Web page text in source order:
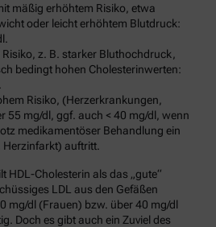
mäßig erhöhtem Risiko, etwa
oder leicht erhöhtem Blutdruck:
z. B. starker Bluthochdruck,
bedingt hohen Cholesterinwerten:
Risiko, (Herzerkrankungen,
55 mg/dl, ggf. auch < 40 mg/dl, wenn
medikamentöser Behandlung ein
auftritt.
HDL-Cholesterin als das „gute“
LDL aus den Gefäßen
mg/dl (Frauen) bzw. über 40 mg/dl
Doch es gibt auch ein Zuviel des